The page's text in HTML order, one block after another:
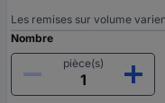
Les remises sur volume
Nombre
pièce(s)